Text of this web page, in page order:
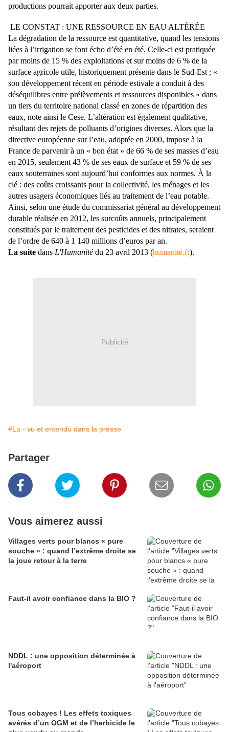
productions pourrait apporter aux deux parties.
LE CONSTAT : UNE RESSOURCE EN EAU ALTÉRÉE
La dégradation de la ressource est quantitative, quand les tensions
liées à l’irrigation se font écho d’été en été. Celle-ci est pratiquée
par moins de 15 % des exploitations et sur moins de 6 % de la
surface agricole utile, historiquement présente dans le Sud-Est ; «
son développement récent en période estivale a conduit à des
déséquilibres entre prélèvements et ressources disponibles » dans
un tiers du territoire national classé en zones de répartition des
eaux, note ainsi le Cese. L’altération est également qualitative,
résultant des rejets de polluants d’origines diverses. Alors que la
directive européenne sur l’eau, adoptée en 2000, impose à la
France de parvenir à un « bon état » de 66 % de ses masses d’eau
en 2015, seulement 43 % de ses eaux de surface et 59 % de ses
eaux souterraines sont aujourd’hui conformes aux normes. À la
clé : des coûts croissants pour la collectivité, les ménages et les
autres usagers économiques liés au traitement de l’eau potable.
Ainsi, selon une étude du commissariat général au développement
durable réalisée en 2012, les surcoûts annuels, principalement
constitués par le traitement des pesticides et des nitrates, seraient
de l’ordre de 640 à 1 140 millions d’euros par an.
La suite dans L'Humanitédu 23 avril 2013 (humanité.fr).
Publicité
#Lu - vu et entendu dans la presse
Partager
Vous aimerez aussi
Villages verts pour blancs « pure
souche » : quand l’extrême droite se
la joue retour à la terre
Faut-il avoir confiance dans la BIO ?
NDDL : une opposition déterminée à
l'aéroport
Tous cobayes ! Les effets toxiques
avérés d’un OGM et de l’herbicide le